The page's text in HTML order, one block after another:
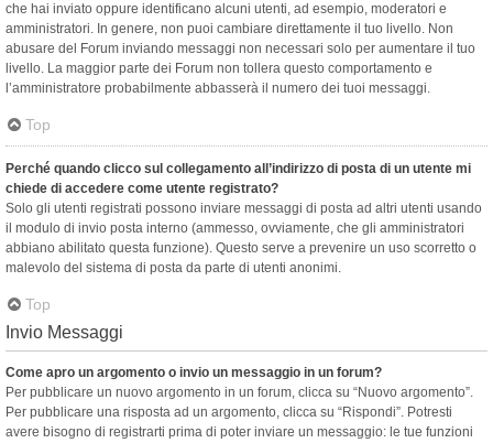
che hai inviato oppure identificano alcuni utenti, ad esempio, moderatori e
amministratori. In genere, non puoi cambiare direttamente il tuo livello. Non
abusare del Forum inviando messaggi non necessari solo per aumentare il tuo
livello. La maggior parte dei Forum non tollera questo comportamento e
l’amministratore probabilmente abbasserà il numero dei tuoi messaggi.
Top
Perché quando clicco sul collegamento all’indirizzo di posta di un utente mi
chiede di accedere come utente registrato?
Solo gli utenti registrati possono inviare messaggi di posta ad altri utenti usando
il modulo di invio posta interno (ammesso, ovviamente, che gli amministratori
abbiano abilitato questa funzione). Questo serve a prevenire un uso scorretto o
malevolo del sistema di posta da parte di utenti anonimi.
Top
Invio Messaggi
Come apro un argomento o invio un messaggio in un forum?
Per pubblicare un nuovo argomento in un forum, clicca su “Nuovo argomento”.
Per pubblicare una risposta ad un argomento, clicca su “Rispondi”. Potresti
avere bisogno di registrarti prima di poter inviare un messaggio: le tue funzioni